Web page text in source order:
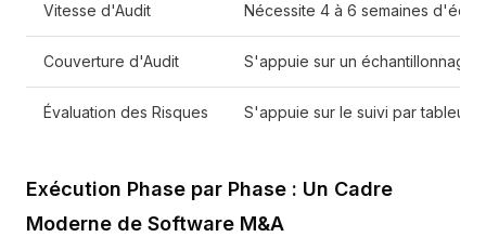
Vitesse d'Audit Nécessite 4 à 6 semaines
Couverture d'Audit S'appuie sur un échantillonnage
Évaluation des Risques S'appuie sur le suivi par tableur
Exécution Phase par Phase : Un Cadre
Moderne de Software M&A